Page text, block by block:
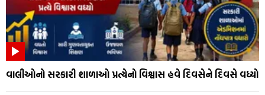
વાલીઓનો સરકારી શાળાઓ પ્રત્યેનો વિશ્વાસ હવે દિવસેને દિવસે વધ્યો